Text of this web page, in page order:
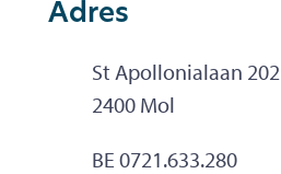
Adres
AdresSt Apollonialaan 202
,2400 Mol
Ondernemingsnummer
BE 0721.633.280